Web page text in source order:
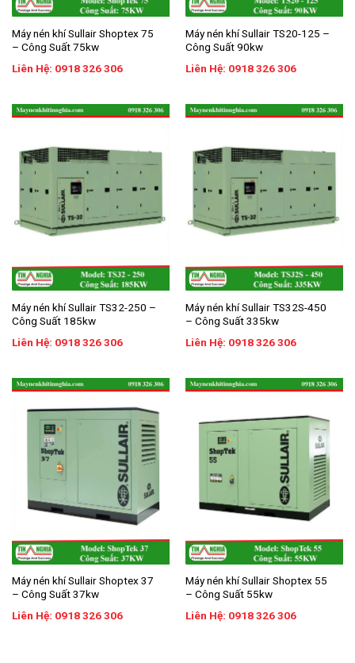
Máy nén khí Sullair Shoptex 75
– Công Suất 75kw
Liên Hệ: 0918 326 306
Máy nén khí Sullair TS20-125 –
Công Suất 90kw
Liên Hệ: 0918 326 306
Máy nén khí Sullair TS32-250 –
Công Suất 185kw
Liên Hệ: 0918 326 306
Máy nén khí Sullair TS32S-450
– Công Suất 335kw
Liên Hệ: 0918 326 306
Máy nén khí Sullair Shoptex 37
– Công Suất 37kw
Liên Hệ: 0918 326 306
Máy nén khí Sullair Shoptex 55
– Công Suất 55kw
Liên Hệ: 0918 326 306